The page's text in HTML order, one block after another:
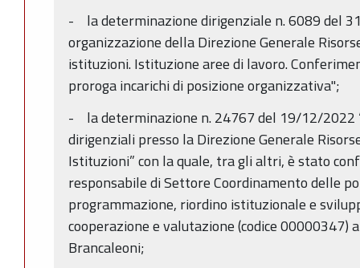
- la determinazione dirigenziale n. 6089 del
organizzazione della Direzione Generale
istituzioni. Istituzione aree di lavoro.
proroga incarichi di posizione organizzativa";
- la determinazione n. 24767 del 19/12/2022
dirigenziali presso la Direzione Generale
Istituzioni” con la quale, tra gli altri, è stato
responsabile di Settore Coordinamento delle
programmazione, riordino istituzionale e
cooperazione e valutazione (codice 00000347)
Brancaleoni;